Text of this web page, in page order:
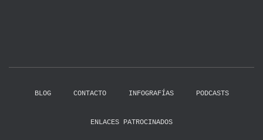
BLOG CONTACTO INFOGRAFÍAS PODCASTS
ENLACES PATROCINADOS